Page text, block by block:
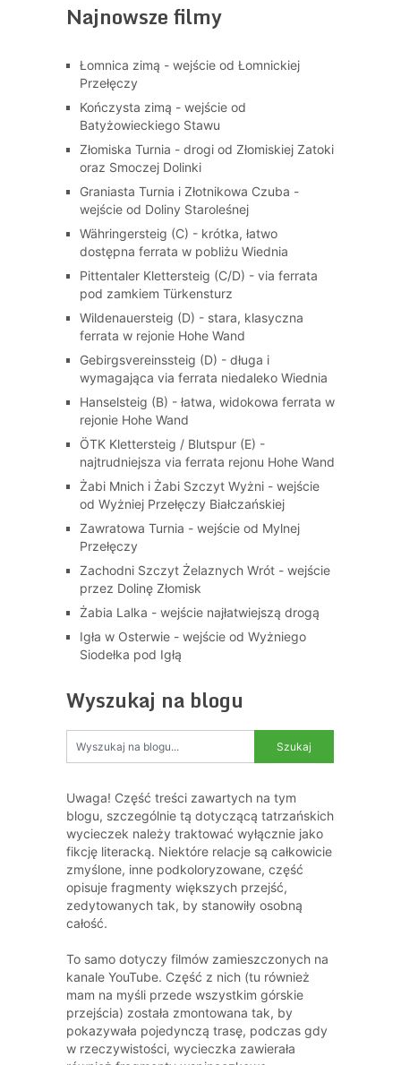
Najnowsze filmy
Łomnica zimą - wejście od Łomnickiej
Przełęczy
Kończysta zimą - wejście od
Batyżowieckiego Stawu
Złomiska Turnia - drogi od Złomiskiej Zatoki
oraz Smoczej Dolinki
Graniasta Turnia i Złotnikowa Czuba -
wejście od Doliny Staroleśnej
Währingersteig (C) - krótka, łatwo
dostępna ferrata w pobliżu Wiednia
Pittentaler Klettersteig (C/D) - via ferrata
pod zamkiem Türkensturz
Wildenauersteig (D) - stara, klasyczna
ferrata w rejonie Hohe Wand
Gebirgsvereinssteig (D) - długa i
wymagająca via ferrata niedaleko Wiednia
Hanselsteig (B) - łatwa, widokowa ferrata w
rejonie Hohe Wand
ÖTK Klettersteig / Blutspur (E) -
najtrudniejsza via ferrata rejonu Hohe Wand
Żabi Mnich i Żabi Szczyt Wyżni - wejście
od Wyżniej Przełęczy Białczańskiej
Zawratowa Turnia - wejście od Mylnej
Przełęczy
Zachodni Szczyt Żelaznych Wrót - wejście
przez Dolinę Złomisk
Żabia Lalka - wejście najłatwiejszą drogą
Igła w Osterwie - wejście od Wyżniego
Siodełka pod Igłą
Wyszukaj na blogu
Uwaga! Część treści zawartych na tym
blogu, szczególnie tą dotyczącą tatrzańskich
wycieczek należy traktować wyłącznie jako
fikcję literacką. Niektóre relacje są całkowicie
zmyślone, inne podkoloryzowane, część
opisuje fragmenty większych przejść,
zedytowanych tak, by stanowiły osobną
całość.
To samo dotyczy filmów zamieszczonych na
kanale YouTube. Część z nich (tu również
mam na myśli przede wszystkim górskie
przejścia) została zmontowana tak, by
pokazywała pojedynczą trasę, podczas gdy
w rzeczywistości, wycieczka zawierała